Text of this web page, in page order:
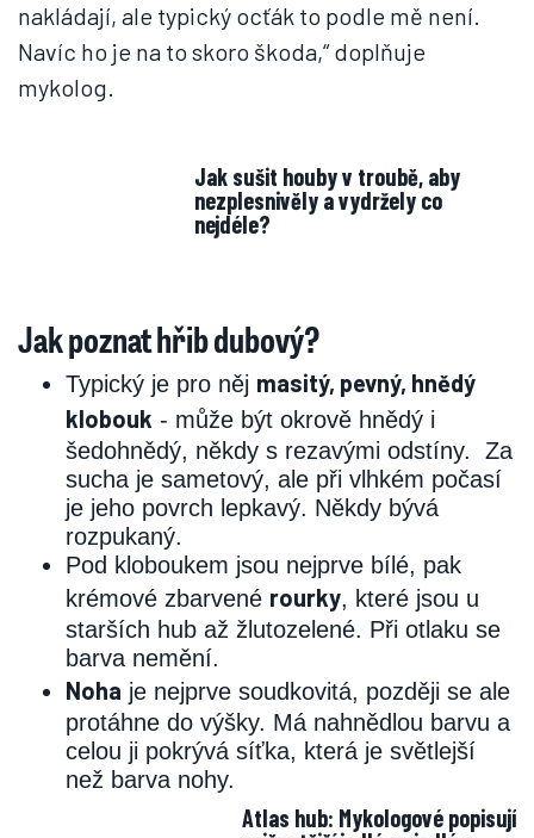
nakládají, ale typický ocťák to podle mě není.
Navíc ho je na to skoro škoda,“ doplňuje
mykolog.
Jak sušit houby v troubě, aby
nezplesnivěly a vydržely co
nejdéle?
Jak poznat hřib dubový?
Typický je pro něj masitý, pevný, hnědý
klobouk - může být okrově hnědý i
šedohnědý, někdy s rezavými odstíny. Za
sucha je sametový, ale při vlhkém počasí
je jeho povrch lepkavý. Někdy bývá
rozpukaný.
Pod kloboukem jsou nejprve bílé, pak
krémové zbarvené rourky, které jsou u
starších hub až žlutozelené. Při otlaku se
barva nemění.
Noha je nejprve soudkovitá, později se ale
protáhne do výšky. Má nahnědlou barvu a
celou ji pokrývá síťka, která je světlejší
než barva nohy.
Atlas hub: Mykologové popisují